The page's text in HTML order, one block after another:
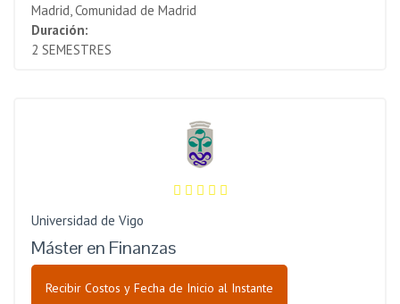
Madrid, Comunidad de Madrid
Duración:
2 SEMESTRES
Universidad de Vigo
Máster en Finanzas
Recibir Costos y Fecha de Inicio al Instante